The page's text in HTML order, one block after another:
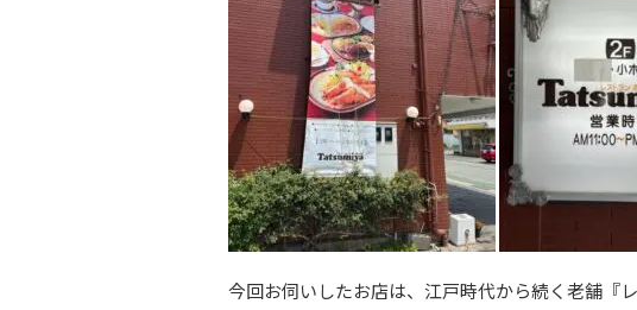
今回お伺いしたお店は、江戸時代から続く老舗『